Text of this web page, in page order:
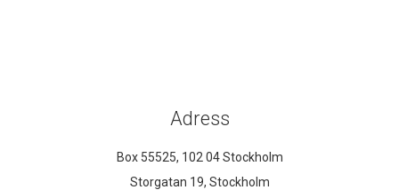
Adress
Box 55525, 102 04 Stockholm
Storgatan 19, Stockholm